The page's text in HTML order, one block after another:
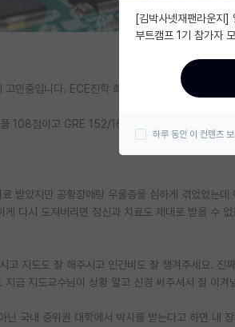
민중입니다. ECE진학 희망하고 있습니다.
108점이고 GRE 152/166/3.5입니다.
받았지만 공황장애랑 우울증을 심하게 겪었었는
다시 도져버리면 정신과 치료도 제대로 받을 수
고 지도도 잘 해주시고 인건비도 잘 챙겨주세요.
금 지도교수님이 상황 알고 신경 써주셔서 잘 이겨
닌 국내 중위권 대학에서 박사를 받는다고 하면 내
[김박사넷재팬라운지
부트캠프 1기 참가자
하루 동안 이 컨텐츠 보